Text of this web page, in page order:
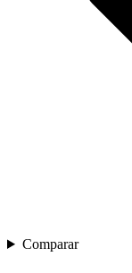
Comparar